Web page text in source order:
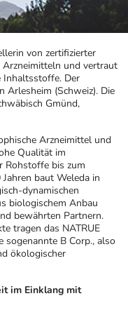
von zertifizierter
und vertraut
Inhaltsstoffe. Der
Arlesheim (Schweiz). Die
Gmünd,
Arzneimittel und
Qualität im
Rohstoffe bis zum
baut Weleda in
dynamischen
biologischem Anbau
bewährten Partnern.
tragen das NATRUE
sogenannte B Corp., also
ökologischer
im Einklang mit